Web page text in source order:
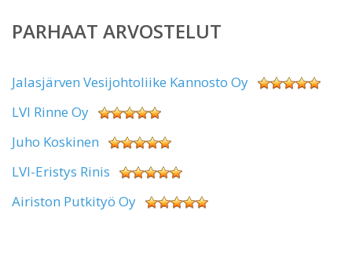
PARHAAT ARVOSTELUT
Jalasjärven Vesijohtoliike Kannosto Oy
LVI Rinne Oy
Juho Koskinen
LVI-Eristys Rinis
Airiston Putkityö Oy